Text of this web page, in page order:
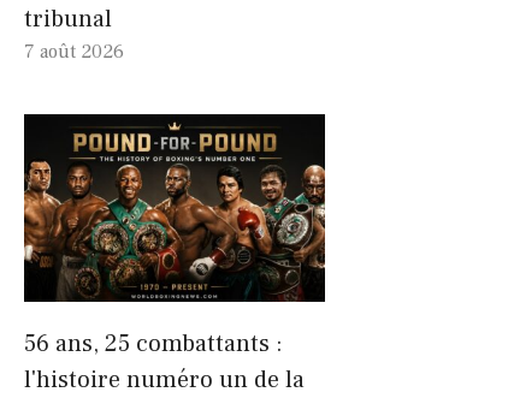
tribunal
7 août 2026
56 ans, 25 combattants :
l'histoire numéro un de la